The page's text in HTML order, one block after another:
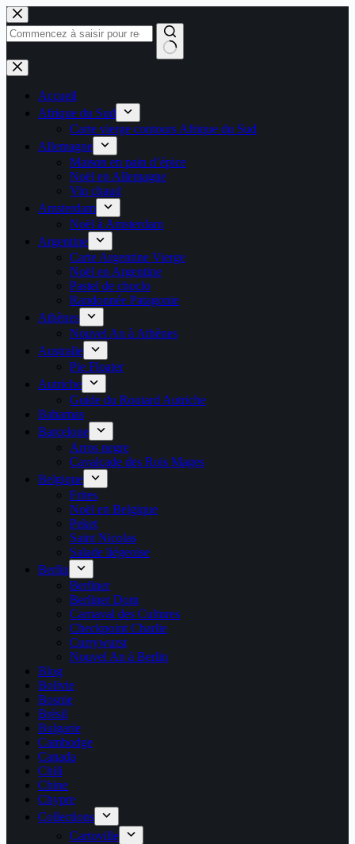
Passer
au
contenu
Aucun
résultat
Accueil
Afrique du Sud
Carte vierge contours Afrique du Sud
Allemagne
Maison en pain d’épice
Noël en Allemagne
Vin chaud
Amsterdam
Noël à Amsterdam
Argentine
Carte Argentine Vierge
Noël en Argentine
Pastel de choclo
Randonnée Patagonie
Athènes
Nouvel An à Athènes
Australie
Pie Floater
Autriche
Guide du Routard Autriche
Bahamas
Barcelone
Arros negre
Cavalcade des Rois Mages
Belgique
Frites
Noël en Belgique
Peket
Saint Nicolas
Salade liégeoise
Berlin
Berliner
Berliner Dom
Carnaval des Cultures
Checkpoint Charlie
Currywurst
Nouvel An à Berlin
Blog
Bolivie
Bosnie
Brésil
Bulgarie
Cambodge
Canada
Chili
Chine
Chypre
Collections
Cartoville